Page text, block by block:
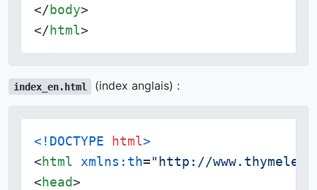
</ body>
</ html>
index_en.html (index anglais) :
<!DOCTYPE html>
< html xmlns:th= "http://
< head>